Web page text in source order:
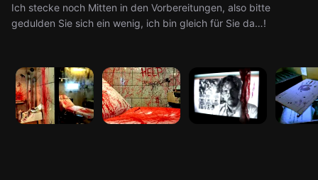
Ich stecke noch Mitten in den Vorbereitungen, also bitte
gedulden Sie sich ein wenig, ich bin gleich für Sie da…!